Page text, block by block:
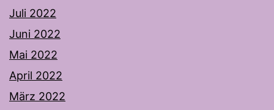
Juli 2022
Juni 2022
Mai 2022
April 2022
März 2022